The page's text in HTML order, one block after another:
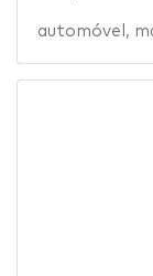
automóvel ,